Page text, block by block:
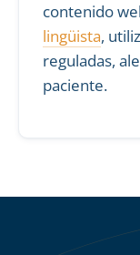
contenido
lingüista,
reguladas,
paciente.